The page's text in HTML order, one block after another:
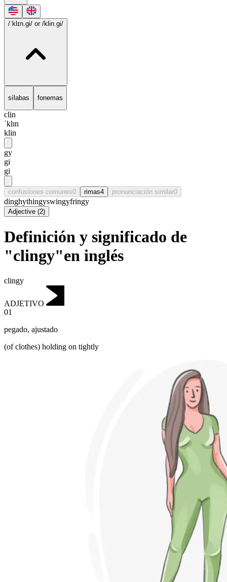
/ˈklɪn.gi/ or /klin.gi/
sílabas fonemas
clin
ˈklɪn
klin
gy
gi
gi
confusiones comunes0 rimas4 pronunciación similar0
dinghythingyswingyfringy
Adjective (2)
Definición y significado de
"clingy"en inglés
clingy
ADJETIVO
01
pegado, ajustado
(of clothes) holding on tightly